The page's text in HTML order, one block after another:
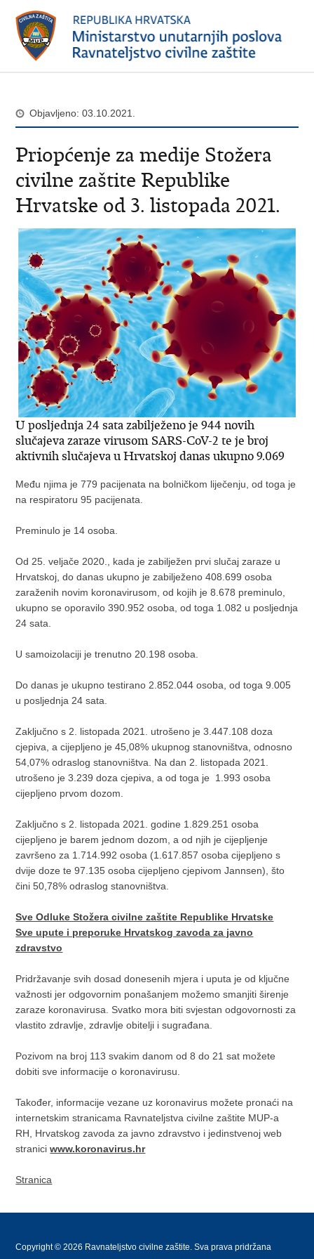
Objavljeno: 03.10.2021.
Priopćenje za medije Stožera
civilne zaštite Republike
Hrvatske od 3. listopada 2021.
U posljednja 24 sata zabilježeno je 944 novih
slučajeva zaraze virusom SARS-CoV-2 te je broj
aktivnih slučajeva u Hrvatskoj danas ukupno 9.069
Među njima je 779 pacijenata na bolničkom liječenju, od toga je
na respiratoru 95 pacijenata.
Preminulo je 14 osoba.
Od 25. veljače 2020., kada je zabilježen prvi slučaj zaraze u
Hrvatskoj, do danas ukupno je zabilježeno 408.699 osoba
zaraženih novim koronavirusom, od kojih je 8.678 preminulo,
ukupno se oporavilo 390.952 osoba, od toga 1.082 u posljednja
24 sata.
U samoizolaciji je trenutno 20.198 osoba.
Do danas je ukupno testirano 2.852.044 osoba, od toga 9.005
u posljednja 24 sata.
Zaključno s 2. listopada 2021. utrošeno je 3.447.108 doza
cjepiva, a cijepljeno je 45,08% ukupnog stanovništva, odnosno
54,07% odraslog stanovništva. Na dan 2. listopada 2021.
utrošeno je 3.239 doza cjepiva, a od toga je 1.993 osoba
cijepljeno prvom dozom.
Zaključno s 2. listopada 2021. godine 1.829.251 osoba
cijepljeno je barem jednom dozom, a od njih je cijepljenje
završeno za 1.714.992 osoba (1.617.857 osoba cijepljeno s
dvije doze te 97.135 osoba cijepljeno cjepivom Jannsen), što
čini 50,78% odraslog stanovništva.
Sve Odluke Stožera civilne zaštite Republike Hrvatske
Sve upute i preporuke Hrvatskog zavoda za javno
zdravstvo
Pridržavanje svih dosad donesenih mjera i uputa je od ključne
važnosti jer odgovornim ponašanjem možemo smanjiti širenje
zaraze koronavirusa. Svatko mora biti svjestan odgovornosti za
vlastito zdravlje, zdravlje obitelji i sugrađana.
Pozivom na broj 113 svakim danom od 8 do 21 sat možete
dobiti sve informacije o koronavirusu.
Također, informacije vezane uz koronavirus možete pronaći na
internetskim stranicama Ravnateljstva civilne zaštite MUP-a
RH, Hrvatskog zavoda za javno zdravstvo i jedinstvenoj web
straniciwww.koronavirus.hr
Stranica
Copyright © 2026 Ravnateljstvo civilne zaštite. Sva prava pridržana